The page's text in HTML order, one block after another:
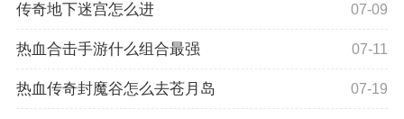
传奇地下迷宫怎么进 07-09
热血合击手游什么组合最强 07-11
热血传奇封魔谷怎么去苍月岛 07-19